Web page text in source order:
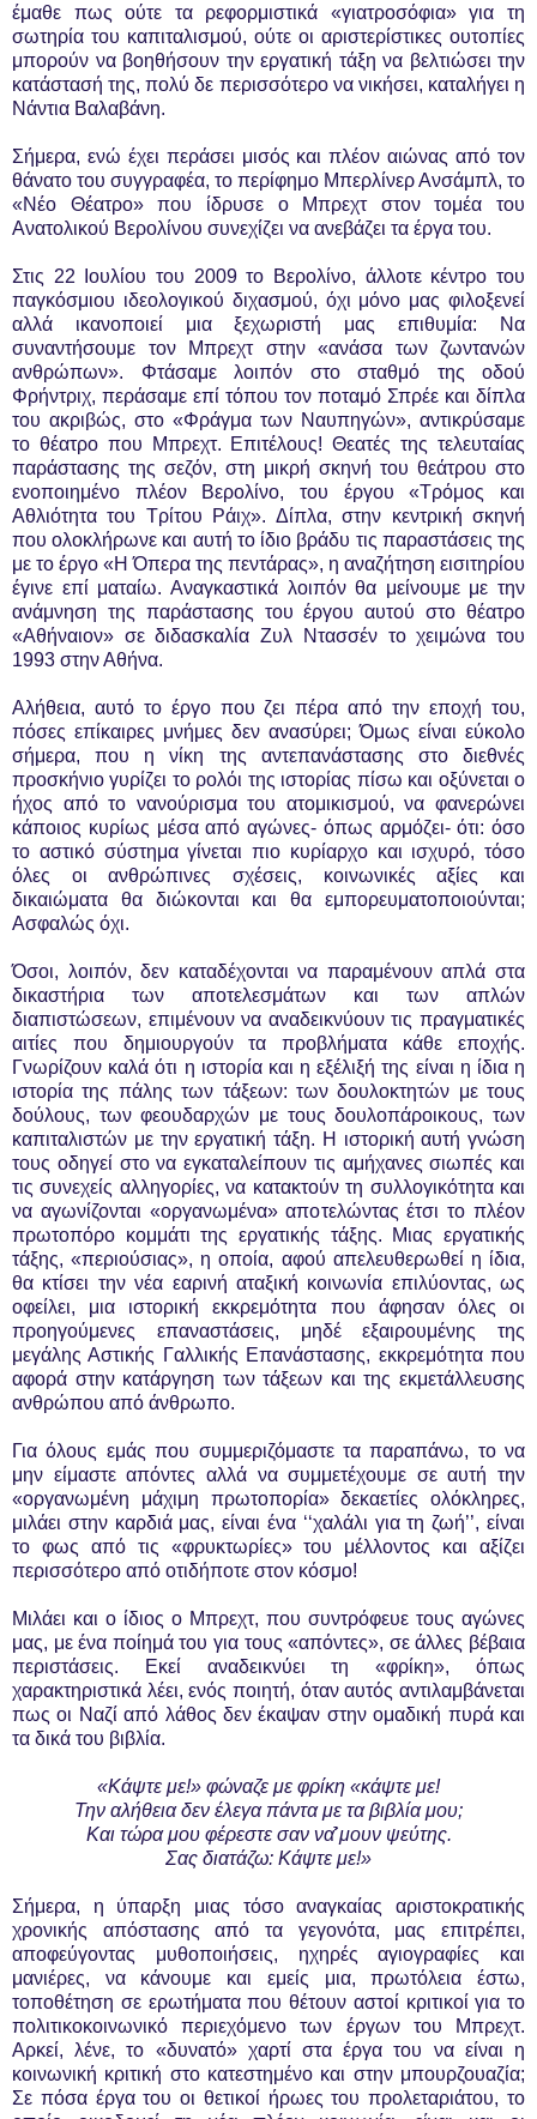
έμαθε πως ούτε τα ρεφορμιστικά «γιατροσόφια» για τη
σωτηρία του καπιταλισμού, ούτε οι αριστερίστικες ουτοπίες
μπορούν να βοηθήσουν την εργατική τάξη να βελτιώσει την
κατάστασή της, πολύ δε περισσότερο να νικήσει, καταλήγει η
Νάντια Βαλαβάνη.
Σήμερα, ενώ έχει περάσει μισός και πλέον αιώνας από τον
θάνατο του συγγραφέα, το περίφημο Μπερλίνερ Ανσάμπλ, το
«Νέο Θέατρο» που ίδρυσε ο Μπρεχτ στον τομέα του
Ανατολικού Βερολίνου συνεχίζει να ανεβάζει τα έργα του.
Στις 22 Ιουλίου του 2009 το Βερολίνο, άλλοτε κέντρο του
παγκόσμιου ιδεολογικού διχασμού, όχι μόνο μας φιλοξενεί
αλλά ικανοποιεί μια ξεχωριστή μας επιθυμία: Να
συναντήσουμε τον Μπρεχτ στην «ανάσα των ζωντανών
ανθρώπων». Φτάσαμε λοιπόν στο σταθμό της οδού
Φρήντριχ, περάσαμε επί τόπου τον ποταμό Σπρέε και δίπλα
του ακριβώς, στο «Φράγμα των Ναυπηγών», αντικρύσαμε
το θέατρο που Μπρεχτ. Επιτέλους! Θεατές της τελευταίας
παράστασης της σεζόν, στη μικρή σκηνή του θεάτρου στο
ενοποιημένο πλέον Βερολίνο, του έργου «Τρόμος και
Αθλιότητα του Τρίτου Ράιχ». Δίπλα, στην κεντρική σκηνή
που ολοκλήρωνε και αυτή το ίδιο βράδυ τις παραστάσεις της
με το έργο «Η Όπερα της πεντάρας», η αναζήτηση εισιτηρίου
έγινε επί ματαίω. Αναγκαστικά λοιπόν θα μείνουμε με την
ανάμνηση της παράστασης του έργου αυτού στο θέατρο
«Αθήναιον» σε διδασκαλία Ζυλ Ντασσέν το χειμώνα του
1993 στην Αθήνα.
Αλήθεια, αυτό το έργο που ζει πέρα από την εποχή του,
πόσες επίκαιρες μνήμες δεν ανασύρει; Όμως είναι εύκολο
σήμερα, που η νίκη της αντεπανάστασης στο διεθνές
προσκήνιο γυρίζει το ρολόι της ιστορίας πίσω και οξύνεται ο
ήχος από το νανούρισμα του ατομικισμού, να φανερώνει
κάποιος κυρίως μέσα από αγώνες- όπως αρμόζει- ότι: όσο
το αστικό σύστημα γίνεται πιο κυρίαρχο και ισχυρό, τόσο
όλες οι ανθρώπινες σχέσεις, κοινωνικές αξίες και
δικαιώματα θα διώκονται και θα εμπορευματοποιούνται;
Ασφαλώς όχι.
Όσοι, λοιπόν, δεν καταδέχονται να παραμένουν απλά στα
δικαστήρια των αποτελεσμάτων και των απλών
διαπιστώσεων, επιμένουν να αναδεικνύουν τις πραγματικές
αιτίες που δημιουργούν τα προβλήματα κάθε εποχής.
Γνωρίζουν καλά ότι η ιστορία και η εξέλιξή της είναι η ίδια η
ιστορία της πάλης των τάξεων: των δουλοκτητών με τους
δούλους, των φεουδαρχών με τους δουλοπάροικους, των
καπιταλιστών με την εργατική τάξη. Η ιστορική αυτή γνώση
τους οδηγεί στο να εγκαταλείπουν τις αμήχανες σιωπές και
τις συνεχείς αλληγορίες, να κατακτούν τη συλλογικότητα και
να αγωνίζονται «οργανωμένα» αποτελώντας έτσι το πλέον
πρωτοπόρο κομμάτι της εργατικής τάξης. Μιας εργατικής
τάξης, «περιούσιας», η οποία, αφού απελευθερωθεί η ίδια,
θα κτίσει την νέα εαρινή αταξική κοινωνία επιλύοντας, ως
οφείλει, μια ιστορική εκκρεμότητα που άφησαν όλες οι
προηγούμενες επαναστάσεις, μηδέ εξαιρουμένης της
μεγάλης Αστικής Γαλλικής Επανάστασης, εκκρεμότητα που
αφορά στην κατάργηση των τάξεων και της εκμετάλλευσης
ανθρώπου από άνθρωπο.
Για όλους εμάς που συμμεριζόμαστε τα παραπάνω, το να
μην είμαστε απόντες αλλά να συμμετέχουμε σε αυτή την
«οργανωμένη μάχιμη πρωτοπορία» δεκαετίες ολόκληρες,
μιλάει στην καρδιά μας, είναι ένα ‘‘χαλάλι για τη ζωή’’, είναι
το φως από τις «φρυκτωρίες» του μέλλοντος και αξίζει
περισσότερο από οτιδήποτε στον κόσμο!
Μιλάει και ο ίδιος ο Μπρεχτ, που συντρόφευε τους αγώνες
μας, με ένα ποίημά του για τους «απόντες», σε άλλες βέβαια
περιστάσεις. Εκεί αναδεικνύει τη «φρίκη», όπως
χαρακτηριστικά λέει, ενός ποιητή, όταν αυτός αντιλαμβάνεται
πως οι Ναζί από λάθος δεν έκαψαν στην ομαδική πυρά και
τα δικά του βιβλία.
«Κάψτε με!» φώναζε με φρίκη «κάψτε με!
Την αλήθεια δεν έλεγα πάντα με τα βιβλία μου;
Και τώρα μου φέρεστε σαν να ̉̉μουν ψεύτης.
Σας διατάζω: Κάψτε με!»
Σήμερα, η ύπαρξη μιας τόσο αναγκαίας αριστοκρατικής
χρονικής απόστασης από τα γεγονότα, μας επιτρέπει,
αποφεύγοντας μυθοποιήσεις, ηχηρές αγιογραφίες και
μανιέρες, να κάνουμε και εμείς μια, πρωτόλεια έστω,
τοποθέτηση σε ερωτήματα που θέτουν αστοί κριτικοί για το
πολιτικοκοινωνικό περιεχόμενο των έργων του Μπρεχτ.
Αρκεί, λένε, το «δυνατό» χαρτί στα έργα του να είναι η
κοινωνική κριτική στο κατεστημένο και στην μπουρζουαζία;
Σε πόσα έργα του οι θετικοί ήρωες του προλεταριάτου, το